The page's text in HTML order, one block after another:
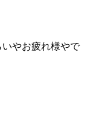
やお疲れ様やで